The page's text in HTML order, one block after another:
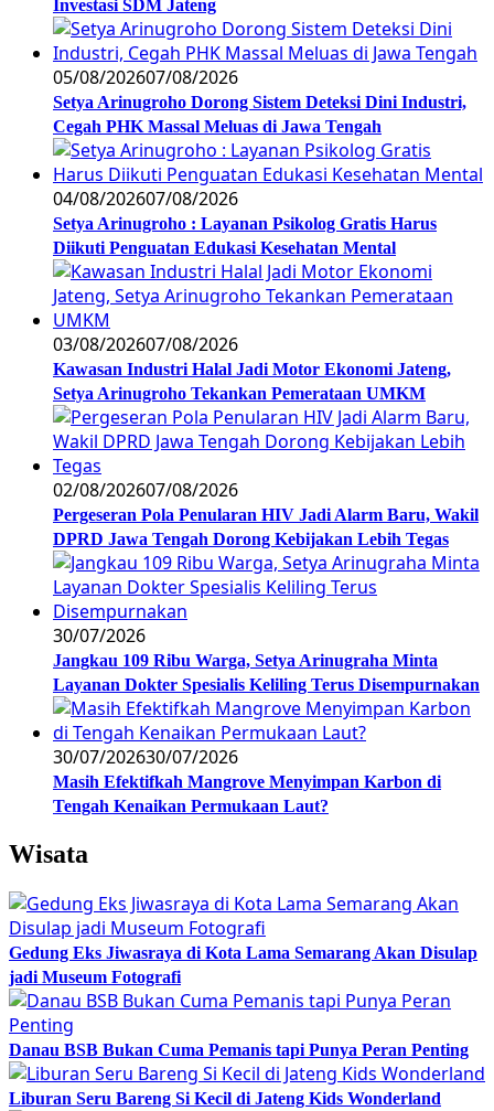
Investasi SDM Jateng
05/08/202607/08/2026
Setya Arinugroho Dorong Sistem Deteksi Dini Industri,
Cegah PHK Massal Meluas di Jawa Tengah
04/08/202607/08/2026
Setya Arinugroho : Layanan Psikolog Gratis Harus
Diikuti Penguatan Edukasi Kesehatan Mental
03/08/202607/08/2026
Kawasan Industri Halal Jadi Motor Ekonomi Jateng,
Setya Arinugroho Tekankan Pemerataan UMKM
02/08/202607/08/2026
Pergeseran Pola Penularan HIV Jadi Alarm Baru, Wakil
DPRD Jawa Tengah Dorong Kebijakan Lebih Tegas
30/07/2026
Jangkau 109 Ribu Warga, Setya Arinugraha Minta
Layanan Dokter Spesialis Keliling Terus Disempurnakan
30/07/202630/07/2026
Masih Efektifkah Mangrove Menyimpan Karbon di
Tengah Kenaikan Permukaan Laut?
Wisata
Gedung Eks Jiwasraya di Kota Lama Semarang Akan Disulap
jadi Museum Fotografi
Danau BSB Bukan Cuma Pemanis tapi Punya Peran Penting
Liburan Seru Bareng Si Kecil di Jateng Kids Wonderland